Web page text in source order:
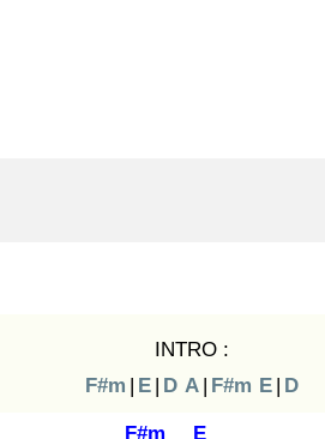
INTRO :
F#m | E | D A | F#m E | D
F#m
E